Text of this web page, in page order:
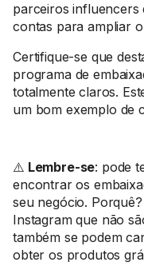
parceiros influencers
contas para ampliar
Certifique-se que
programa de
totalmente claros.
um bom exemplo de
⚠️ Lembre-se: pode
encontrar os
seu negócio.
Instagram que não
também se podem
obter os produtos